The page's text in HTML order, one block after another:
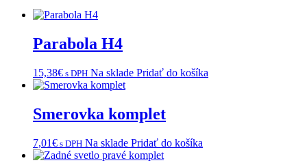
Parabola H4
15,38€ s DPH Na sklade Pridať do košíka
Smerovka komplet
7,01€ s DPH Na sklade Pridať do košíka